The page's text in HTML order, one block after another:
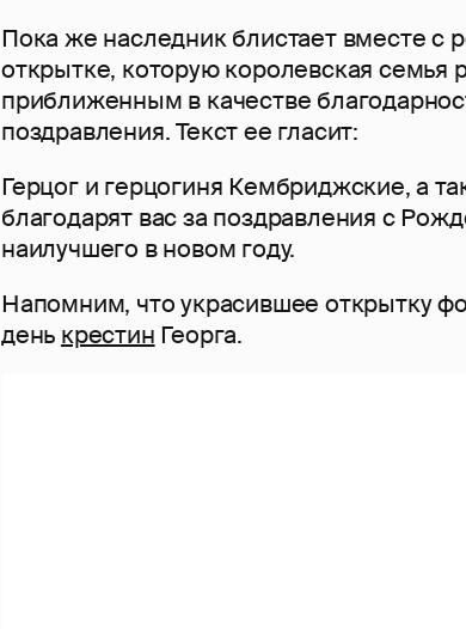
Пока же наследник блистает вместе с
открытке, которую королевская семья
приближенным в качестве
поздравления. Текст ее гласит:
Герцог и герцогиня Кембриджские, а
благодарят вас за поздравления с
наилучшего в новом году.
Напомним, что украсившее открытку
день крестин Георга.